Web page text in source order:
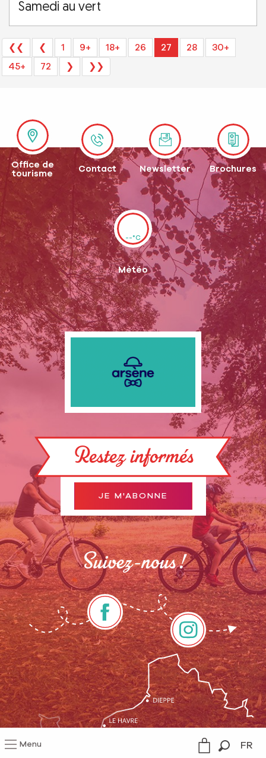
Menu FR
Samedi au vert
❮❮ ❮ 1 9+ 18+ 26 27 28
30+
45+
72 ❯ ❯❯
Office de
tourisme
Contact Newsletter Brochures
--°C
Météo
Restez informés
JE M'ABONNE
Suivez-nous !